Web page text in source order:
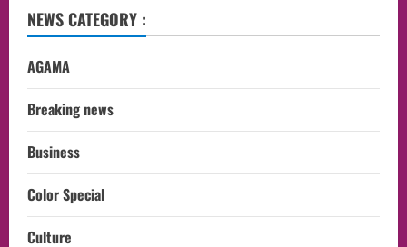
NEWS CATEGORY :
AGAMA
Breaking news
Business
Color Special
Culture